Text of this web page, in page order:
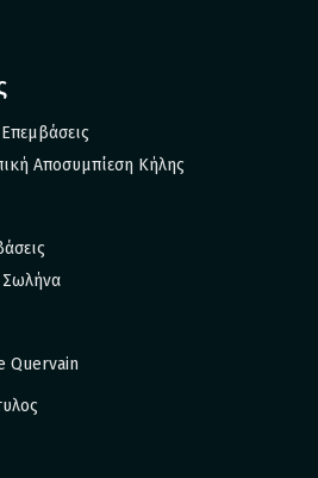
Αποσυμπίεση Κήλης
Σωλήνα
Quervain